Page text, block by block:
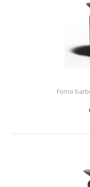
Forno